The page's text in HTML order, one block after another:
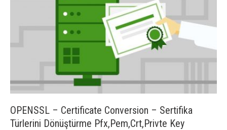
OPENSSL – Certificate Conversion – Sertifika
Türlerini Dönüştürme Pfx,Pem,Crt,Privte Key